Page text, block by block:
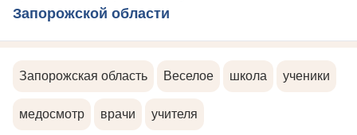
Запорожской области
Запорожская область Веселое школа ученики
медосмотр врачи учителя